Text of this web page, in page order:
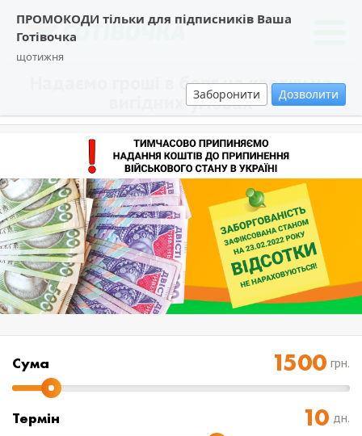
ПРОМОКОДИ тільки для підписників Ваша
Готівочка
щотижня
Заборонити Дозволити
Надаємо гроші в борг на картку на
вигідних умовах
Cума грн.
Термін дн.